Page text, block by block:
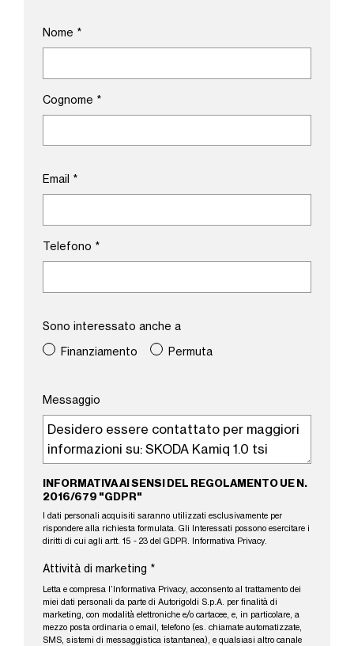
Nome *
Cognome *
Email *
Telefono *
Sono interessato anche a
Finanziamento
Permuta
Messaggio
INFORMATIVA AI SENSI DEL REGOLAMENTO UE N.
2016/679 "GDPR"
I dati personali acquisiti saranno utilizzati esclusivamente per
rispondere alla richiesta formulata. Gli Interessati possono esercitare i
diritti di cui agli artt. 15 - 23 del GDPR. Informativa Privacy.
Attività di marketing *
Letta e compresa l’Informativa Privacy, acconsento al trattamento dei
miei dati personali da parte di Autorigoldi S.p.A. per finalità di
marketing, con modalità elettroniche e/o cartacee, e, in particolare, a
mezzo posta ordinaria o email, telefono (es. chiamate automatizzate,
SMS, sistemi di messaggistica istantanea), e qualsiasi altro canale